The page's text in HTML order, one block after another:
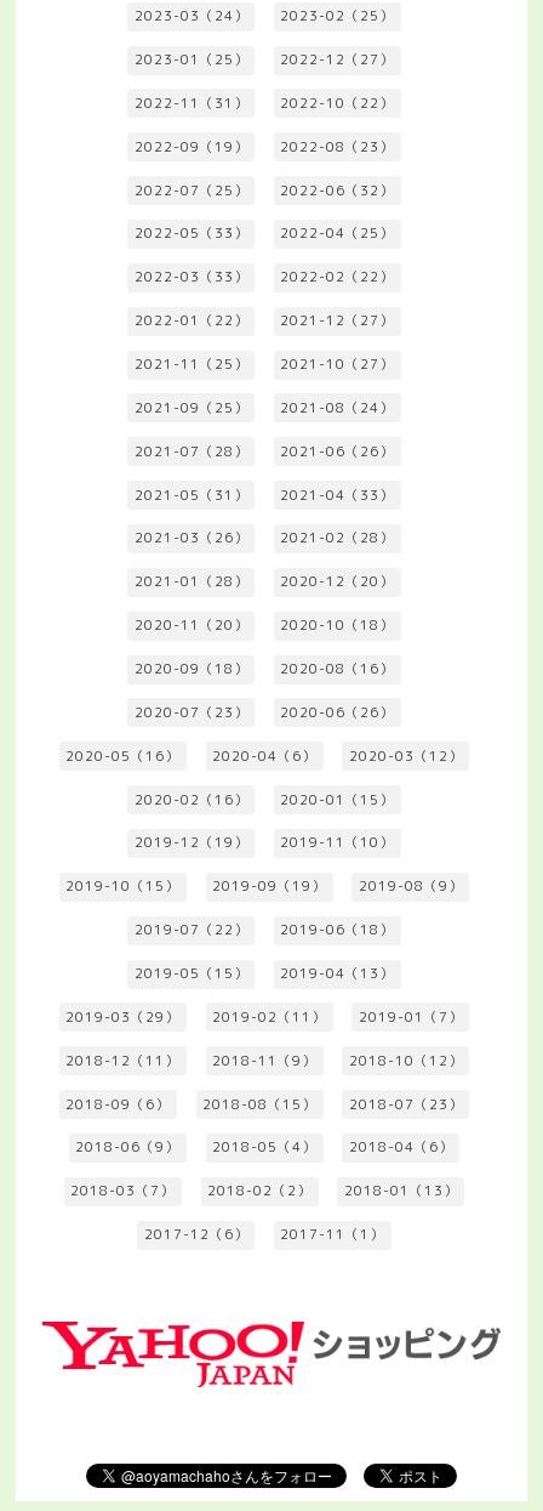
2023-03（24） 2023-02（25）
2023-01（25） 2022-12（27）
2022-11（31） 2022-10（22）
2022-09（19） 2022-08（23）
2022-07（25） 2022-06（32）
2022-05（33） 2022-04（25）
2022-03（33） 2022-02（22）
2022-01（22） 2021-12（27）
2021-11（25） 2021-10（27）
2021-09（25） 2021-08（24）
2021-07（28） 2021-06（26）
2021-05（31） 2021-04（33）
2021-03（26） 2021-02（28）
2021-01（28） 2020-12（20）
2020-11（20） 2020-10（18）
2020-09（18） 2020-08（16）
2020-07（23） 2020-06（26）
2020-05（16） 2020-04（6） 2020-03（12）
2020-02（16） 2020-01（15）
2019-12（19） 2019-11（10）
2019-10（15） 2019-09（19） 2019-08（9）
2019-07（22） 2019-06（18）
2019-05（15） 2019-04（13）
2019-03（29） 2019-02（11） 2019-01（7）
2018-12（11） 2018-11（9） 2018-10（12）
2018-09（6） 2018-08（15） 2018-07（23）
2018-06（9） 2018-05（4） 2018-04（6）
2018-03（7） 2018-02（2） 2018-01（13）
2017-12（6） 2017-11（1）